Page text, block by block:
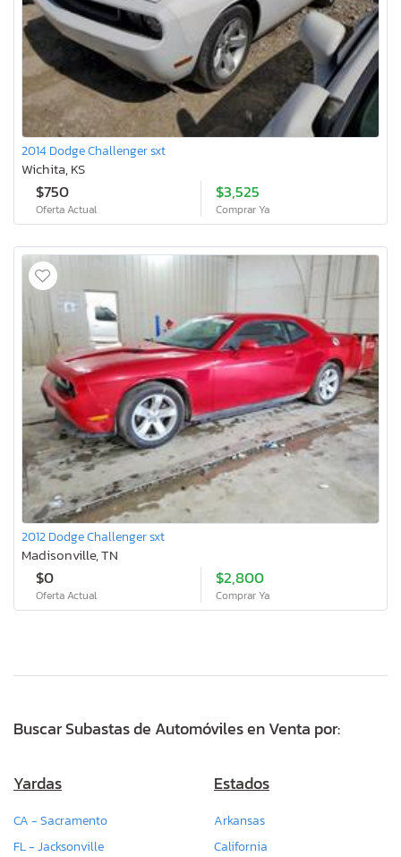
2014 Dodge Challenger sxt
Wichita, KS
$750
Oferta Actual
$3,525
Comprar Ya
2012 Dodge Challenger sxt
Madisonville, TN
$0
Oferta Actual
$2,800
Comprar Ya
Buscar Subastas de Automóviles en Venta por:
Yardas
CA - Sacramento
FL - Jacksonville
Estados
Arkansas
California